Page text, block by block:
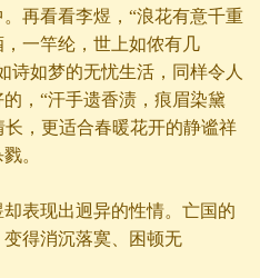
再看看李煜，“浪花有意千重
一竿纶，世上如侬有几
诗如梦的无忧生活，同样令人
，“汗手遗香渍，痕眉染黛
，更适合春暖花开的静谧祥
。
表现出迥异的性情。亡国的
得消沉落寞、困顿无